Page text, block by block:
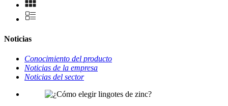
Noticias
Conocimiento del producto
Noticias de la empresa
Noticias del sector